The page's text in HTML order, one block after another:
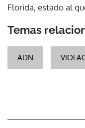
Florida, estado al
Temas
ADN